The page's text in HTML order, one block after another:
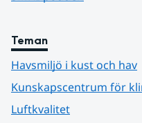
Teman
Havsmiljö i kust och hav
Kunskapscentrum för
Luftkvalitet